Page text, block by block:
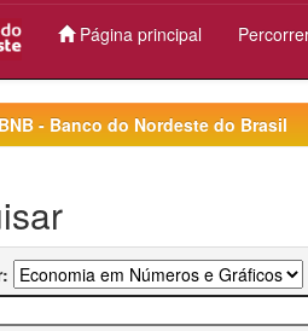
Página principal
- Banco do Nordeste do Brasil